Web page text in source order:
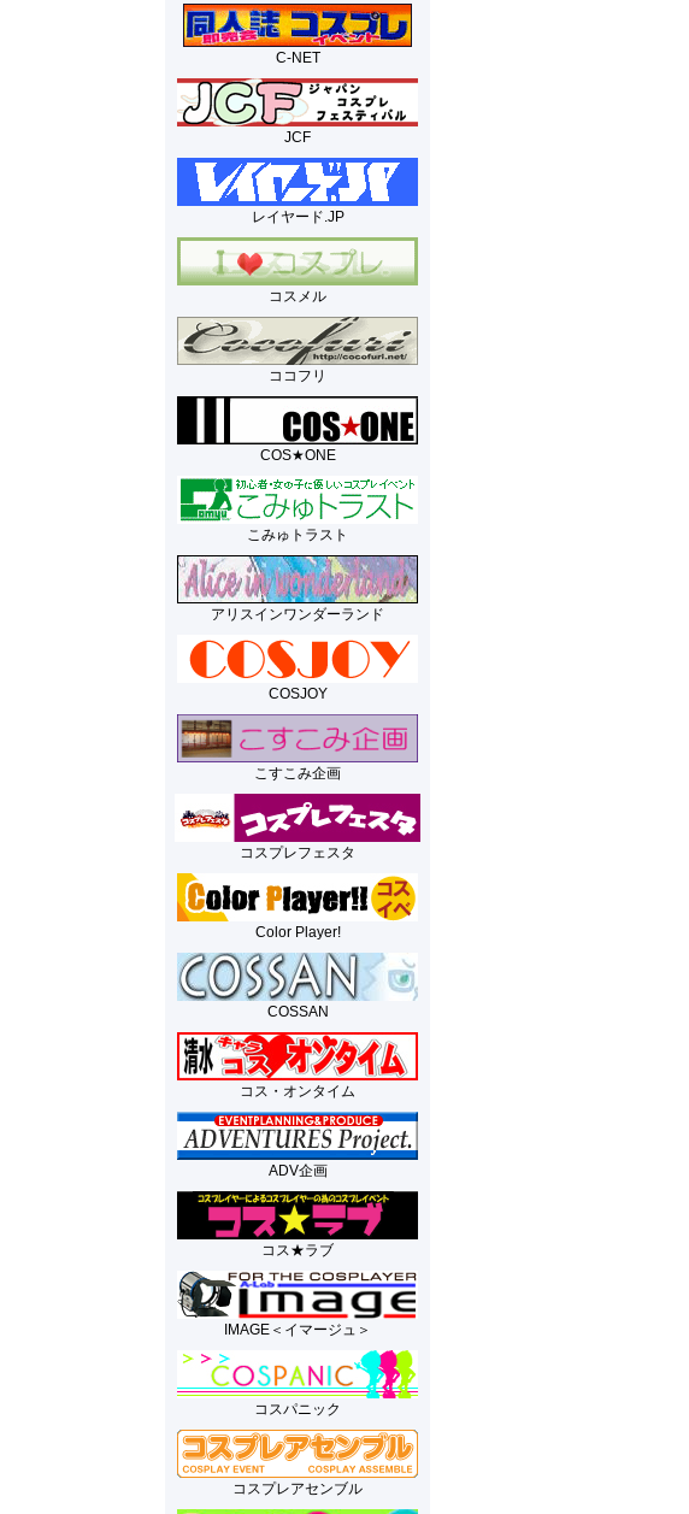
C-NET
JCF
レイヤード.JP
コスメル
ココフリ
COS★ONE
こみゅトラスト
アリスインワンダーランド
COSJOY
こすこみ企画
コスプレフェスタ
Color Player!
COSSAN
コス・オンタイム
ADV企画
コス★ラブ
IMAGE＜イマージュ＞
コスパニック
コスプレアセンブル